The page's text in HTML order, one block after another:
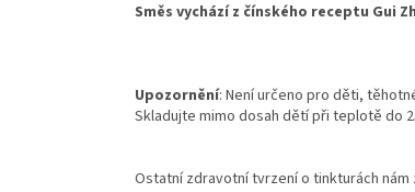
Směs vychází z čínského receptu Gui
Upozornění: Není určeno pro děti,
Skladujte mimo dosah dětí při teplotě do
Ostatní zdravotní tvrzení o tinkturách nám